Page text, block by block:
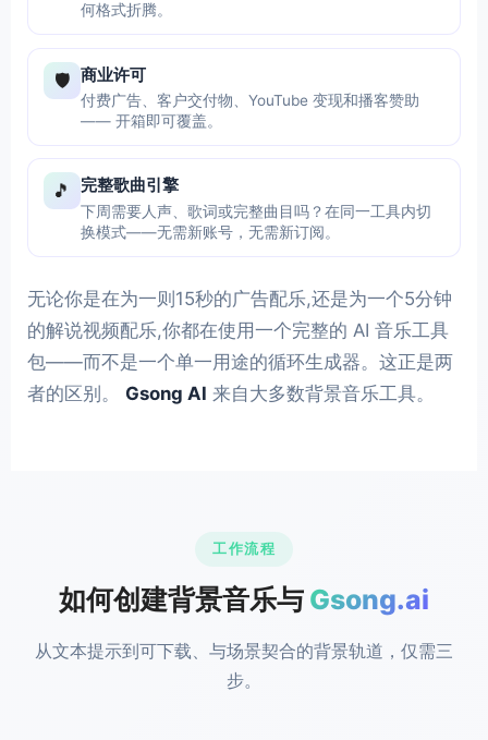
何格式折腾。
🛡️ 商业许可
付费广告、客户交付物、YouTube 变现和播客赞助
—— 开箱即可覆盖。
🎵 完整歌曲引擎
下周需要人声、歌词或完整曲目吗？在同一工具内切
换模式——无需新账号，无需新订阅。
无论你是在为一则15秒的广告配乐,还是为一个5分钟
的解说视频配乐,你都在使用一个完整的 AI 音乐工具
包——而不是一个单一用途的循环生成器。这正是两
者的区别。 Gsong AI 来自大多数背景音乐工具。
工作流程
如何创建背景音乐与 Gsong.ai
从文本提示到可下载、与场景契合的背景轨道，仅需三
步。